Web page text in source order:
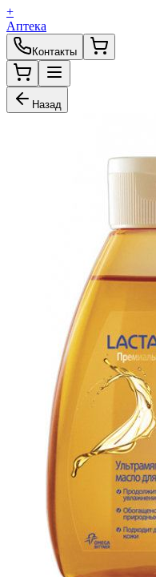
+
Аптека
Контакты
Назад